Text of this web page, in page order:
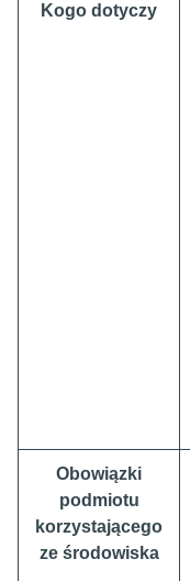
Kogo dotyczy
Obowiązki
podmiotu
korzystającego
ze środowiska